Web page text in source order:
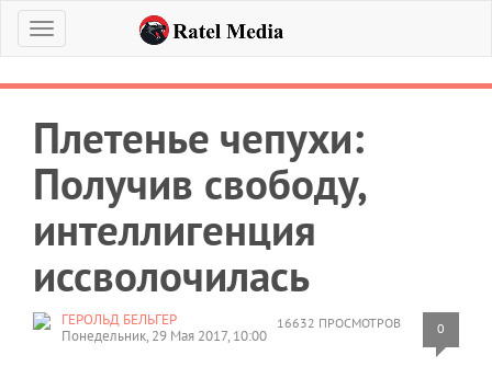
Меню
Плетенье чепухи:
Получив свободу,
интеллигенция
иссволочилась
16632 ПРОСМОТРОВ 0
ГЕРОЛЬД БЕЛЬГЕР
Понедельник, 29 Мая 2017, 10:00